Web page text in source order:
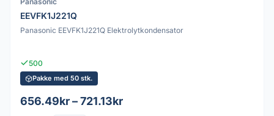
EEVFK1J221Q
Panasonic EEVFK1J221Q Elektrolytkondensator
500
Pakke med 50 stk.
656.49kr – 721.13kr